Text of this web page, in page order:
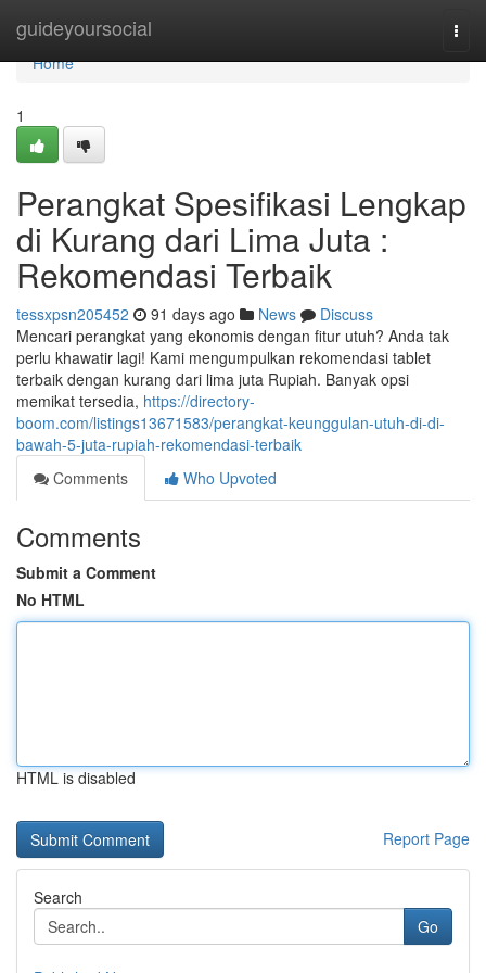
guideyoursocial
Home
Home
1
Perangkat Spesifikasi Lengkap
di Kurang dari Lima Juta :
Rekomendasi Terbaik
tessxpsn205452 91 days ago News
Discuss
Mencari perangkat yang ekonomis dengan fitur utuh? Anda tak
perlu khawatir lagi! Kami mengumpulkan rekomendasi tablet
terbaik dengan kurang dari lima juta Rupiah. Banyak opsi
memikat tersedia, https://directory-
boom.com/listings13671583/perangkat-keunggulan-utuh-di-di-
bawah-5-juta-rupiah-rekomendasi-terbaik
Comments
Who Upvoted
Comments
Submit a Comment
No HTML
HTML is disabled
Report Page
Search
Go